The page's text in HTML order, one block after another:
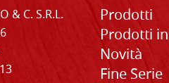
& C. S.R.L.
Prodotti
Prodotti
Novità
Fine Serie